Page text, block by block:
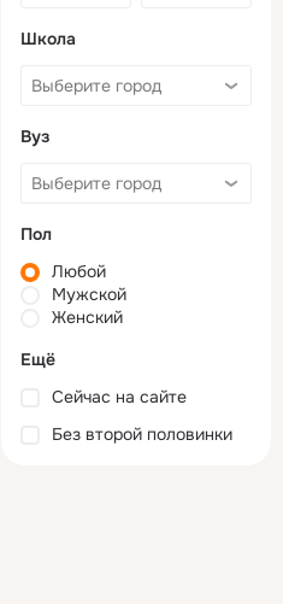
Школа
Вуз
Пол
Любой
Мужской
Женский
Ещё
Сейчас на сайте
Без второй половинки